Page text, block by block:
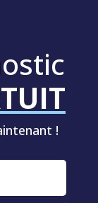
!